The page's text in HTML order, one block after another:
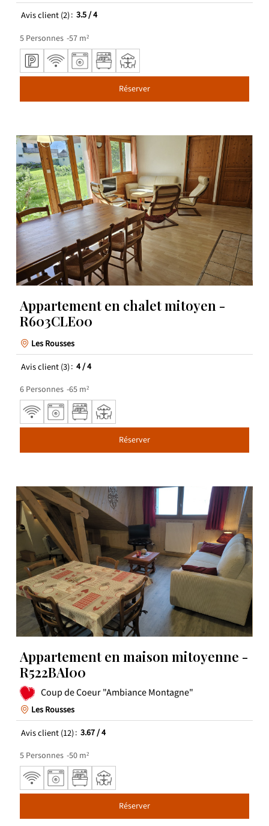
Avis client(2) 3.5/ 4
5 Personnes 57 m²
Réserver
Appartement en chalet mitoyen -
R603CLE00
Les Rousses
Avis client(3) 4/ 4
6 Personnes 65 m²
Réserver
Appartement en maison mitoyenne -
R522BAI00
Coup de Coeur "Ambiance Montagne"
Les Rousses
Avis client(12) 3.67/ 4
5 Personnes 50 m²
Réserver